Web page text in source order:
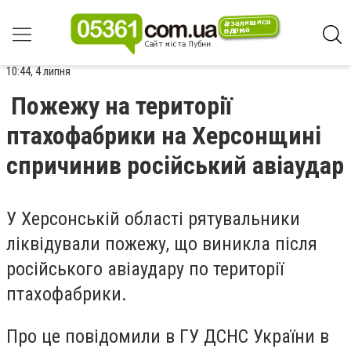
10:44, 4 липня
Пожежу на території
птахофабрики на Херсонщині
спричинив російський авіаудар
У Херсонській області рятувальники
ліквідували пожежу, що виникла після
російського авіаудару по території
птахофабрики.
Про це повідомили в ГУ ДСНС України в